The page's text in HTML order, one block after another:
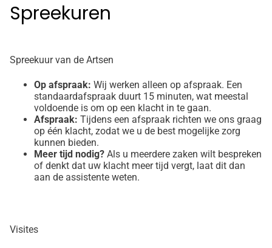
Spreekuren
Spreekuur van de Artsen
Op afspraak: Wij werken alleen op afspraak. Een
standaardafspraak duurt 15 minuten, wat meestal
voldoende is om op een klacht in te gaan.
Afspraak: Tijdens een afspraak richten we ons graag
op één klacht, zodat we u de best mogelijke zorg
kunnen bieden.
Meer tijd nodig? Als u meerdere zaken wilt bespreken
of denkt dat uw klacht meer tijd vergt, laat dit dan
aan de assistente weten.
Visites